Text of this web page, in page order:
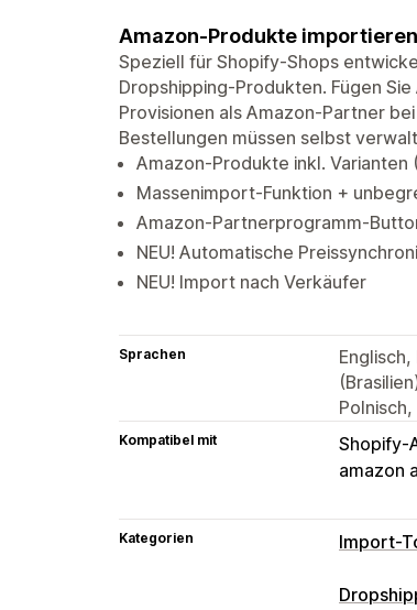
Amazon-Produkte
Speziell für Shopify-Shops
Dropshipping-Produkten. Fügen
Provisionen als Amazon-Partner
Bestellungen müssen selbst
Amazon-Produkte inkl.
Massenimport-Funktion +
Amazon-Partnerprogramm-
NEU! Automatische
NEU! Import nach Verkäufer
Sprachen
Kompatibel mit Shopify-
amazon
Kategorien Import-